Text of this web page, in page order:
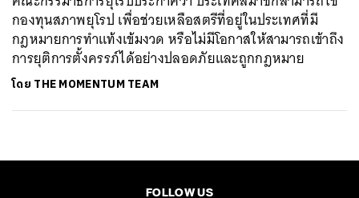
กองทุนสภาพยุโรป เพื่อช่วยเหลือสตรีที่อยู่ในประเทศที่มี
กฎหมายการทำแท้งเข้มงวด หรือไม่มีโอกาสให้สามารถเข้าถึง
การยุติการตั้งครรภ์ได้อย่างปลอดภัยและถูกกฎหมาย
โดย THE MOMENTUM TEAM
FOLLOW US